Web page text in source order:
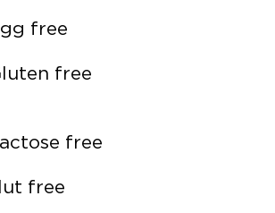
free
free
free
free